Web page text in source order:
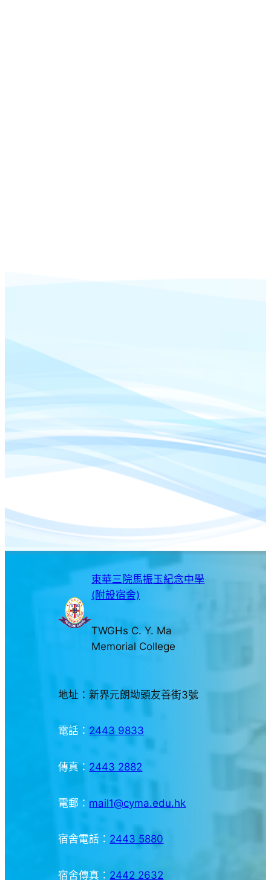
東華三院馬振玉紀念中學
(附設宿舍)
TWGHs C. Y. Ma
Memorial College
地址：新界元朗坳頭友善街3號
電話： 2443 9833
傳真： 2443 2882
電郵： mail1@cyma.edu.hk
宿舍電話： 2443 5880
宿舍傳真： 2442 2632